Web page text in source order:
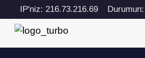
IP'niz: 216.73.216.69 Durumun: